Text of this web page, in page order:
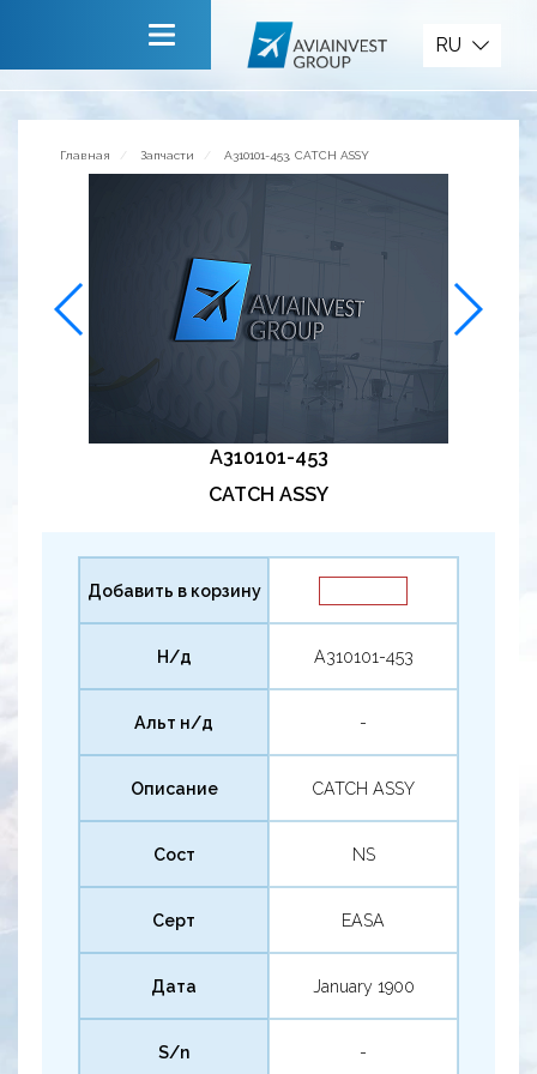
Сервисы
Обратная связь
RU
Главная Запчасти A310101-453, CATCH ASSY
A310101-453
CATCH ASSY
Добавить в корзину
Н/д A310101-453
Альт н/д -
Описание CATCH ASSY
Сост NS
Серт EASA
Дата January 1900
S/n -